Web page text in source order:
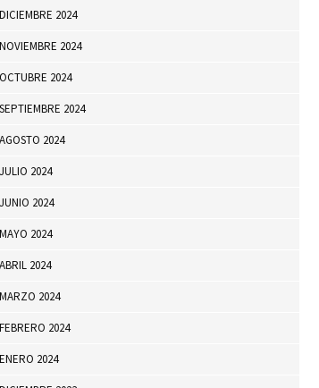
DICIEMBRE 2024
NOVIEMBRE 2024
OCTUBRE 2024
SEPTIEMBRE 2024
AGOSTO 2024
JULIO 2024
JUNIO 2024
MAYO 2024
ABRIL 2024
MARZO 2024
FEBRERO 2024
ENERO 2024